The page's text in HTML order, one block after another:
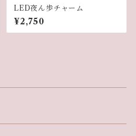
LED夜ん歩チャーム
¥2,750